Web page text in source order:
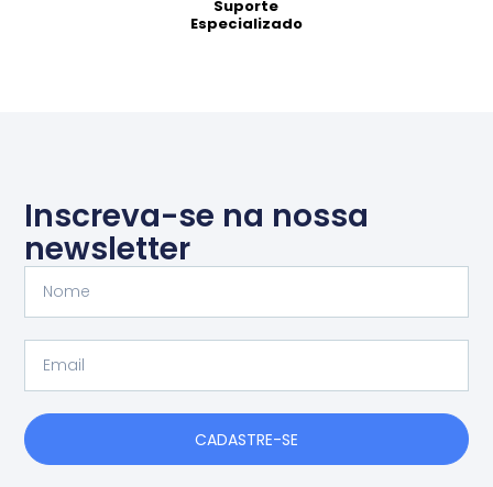
Suporte
Especializado
Inscreva-se na nossa
newsletter
CADASTRE-SE